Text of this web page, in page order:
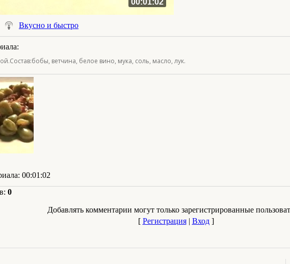
00:01:02
Вкусно и быстро
:
ветчина, белое вино, мука, соль, масло, лук.
: 00:01:02
: 0
Добавлять комментарии могут только зарегистрированные
[ Регистрация| Вход]